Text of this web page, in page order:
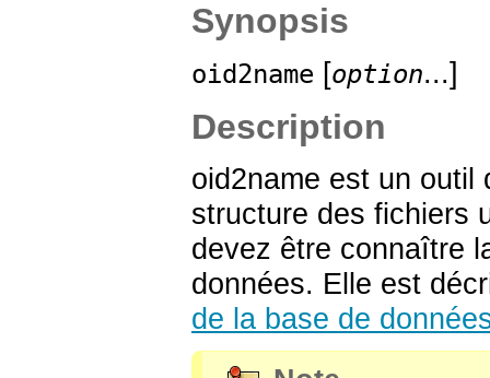
Synopsis
oid2name [option...]
Description
oid2name est un outil
structure des fichiers
devez être connaître
données. Elle est
de la base de